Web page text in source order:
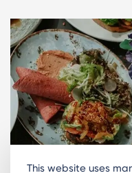
This website uses